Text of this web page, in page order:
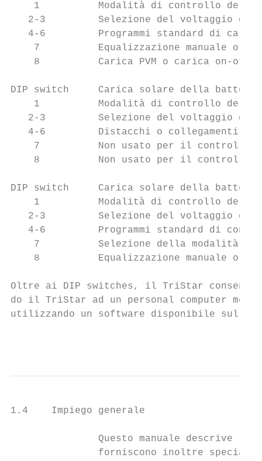
1          Modalità di controllo della
2-3         Selezione del voltaggio
4-6         Programmi standard di
7          Equalizzazione manuale o
    8          Carica PVM o carica on-off
DIP switch     Carica solare della batteria
1          Modalità di controllo del
2-3         Selezione del voltaggio
4-6         Distacchi o collegamenti
7          Non usato per il controllo
8          Non usato per il controllo
DIP switch     Carica solare della batteria
1          Modalità di controllo del
2-3         Selezione del voltaggio
4-6         Programmi standard di
7          Selezione della modalità di
8          Equalizzazione manuale o
Oltre ai DIP switches, il TriStar consente
do il TriStar ad un personal computer
utilizzando un software disponibile sul
1.4    Impiego generale
Questo manuale descrive la
forniscono inoltre